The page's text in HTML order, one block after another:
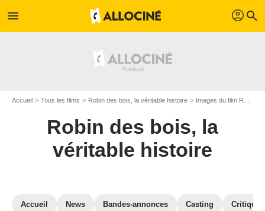
menu profil search
Accueil Tous les films Robin des bois, la véritable histoire Images du film Robin des bois, la véritable histoire
Robin des bois, la
véritable histoire
Accueil News Bandes-annonces Casting